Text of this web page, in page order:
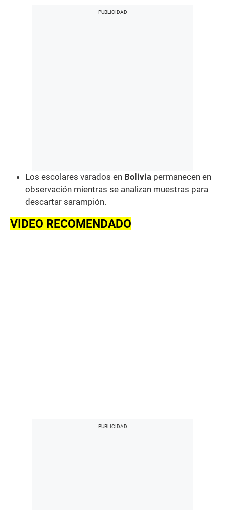
Los escolares varados en Bolivia permanecen en
observación mientras se analizan muestras para
descartar sarampión.
VIDEO RECOMENDADO